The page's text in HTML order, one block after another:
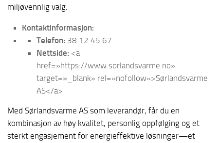
miljøvennlig valg.
Kontaktinformasjon:
Telefon: 38 12 45 67
Nettside: <a
href=»https://www.sorlandsvarme.no»
target=»_blank» rel=»nofollow»>Sørlandsvarme
AS</a>
Med Sørlandsvarme AS som leverandør, får du en
kombinasjon av høy kvalitet, personlig oppfølging og et
sterkt engasjement for energieffektive løsninger—et